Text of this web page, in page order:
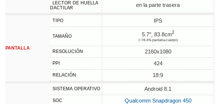
LECTOR DE HUELLA
DACTILAR
en la parte trasera
PANTALLA
TIPO IPS
TAMAÑO 5.7", 83.8cm2
(~78.4% pantalla-cuerpo)
RESOLUCIÓN 2160x1080
PPI 424
RELACIÓN 18:9
SISTEMA OPERATIVO Android 8.1
SOC Qualcomm Snapdragon 450